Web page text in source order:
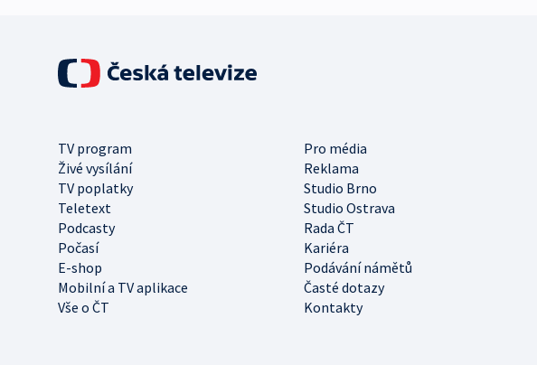
TV program
Pro média
Živé vysílání
Reklama
TV poplatky
Studio Brno
Teletext
Studio Ostrava
Podcasty
Rada ČT
Počasí
Kariéra
E-shop
Podávání námětů
Mobilní a TV aplikace
Časté dotazy
Vše o ČT
Kontakty